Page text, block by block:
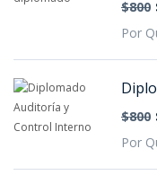
$800
Por
$800
Por